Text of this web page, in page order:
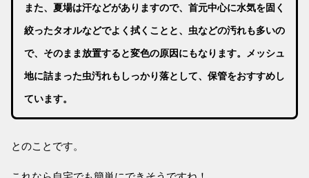
また、夏場は汗などがありますので、首元中心に水気を固く
絞ったタオルなどでよく拭くことと、虫などの汚れも多いの
で、そのまま放置すると変色の原因にもなります。メッシュ
地に詰まった虫汚れもしっかり落として、保管をおすすめし
ています。
とのことです。